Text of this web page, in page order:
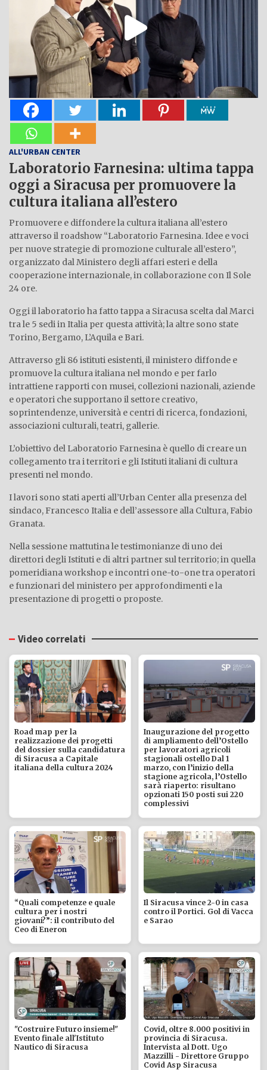
ALL'URBAN CENTER
Laboratorio Farnesina: ultima tappa
oggi a Siracusa per promuovere la
cultura italiana all’estero
Promuovere e diffondere la cultura italiana all’estero
attraverso il roadshow “Laboratorio Farnesina. Idee e voci
per nuove strategie di promozione culturale all’estero”,
organizzato dal Ministero degli affari esteri e della
cooperazione internazionale, in collaborazione con Il Sole
24 ore.
Oggi il laboratorio ha fatto tappa a Siracusa scelta dal Marci
tra le 5 sedi in Italia per questa attività; la altre sono state
Torino, Bergamo, L’Aquila e Bari.
Attraverso gli 86 istituti esistenti, il ministero diffonde e
promuove la cultura italiana nel mondo e per farlo
intrattiene rapporti con musei, collezioni nazionali, aziende
e operatori che supportano il settore creativo,
soprintendenze, università e centri di ricerca, fondazioni,
associazioni culturali, teatri, gallerie.
L’obiettivo del Laboratorio Farnesina è quello di creare un
collegamento tra i territori e gli Istituti italiani di cultura
presenti nel mondo.
I lavori sono stati aperti all’Urban Center alla presenza del
sindaco, Francesco Italia e dell’assessore alla Cultura, Fabio
Granata.
Nella sessione mattutina le testimonianze di uno dei
direttori degli Istituti e di altri partner sul territorio; in quella
pomeridiana workshop e incontri one-to-one tra operatori
e funzionari del ministero per approfondimenti e la
presentazione di progetti o proposte.
Video correlati
Road map per la
realizzazione dei progetti
del dossier sulla candidatura
di Siracusa a Capitale
italiana della cultura 2024
Inaugurazione del progetto
di ampliamento dell’Ostello
per lavoratori agricoli
stagionali ostello Dal 1
marzo, con l’inizio della
stagione agricola, l’Ostello
sarà riaperto: risultano
opzionati 150 posti sui 220
complessivi
“Quali competenze e quale
cultura per i nostri
giovani?”: il contributo del
Ceo di Eneron
Il Siracusa vince 2-0 in casa
contro il Portici. Gol di Vacca
e Sarao
"Costruire Futuro insieme!"
Evento finale all'Istituto
Nautico di Siracusa
Covid, oltre 8.000 positivi in
provincia di Siracusa.
Intervista al Dott. Ugo
Mazzilli - Direttore Gruppo
Covid Asp Siracusa